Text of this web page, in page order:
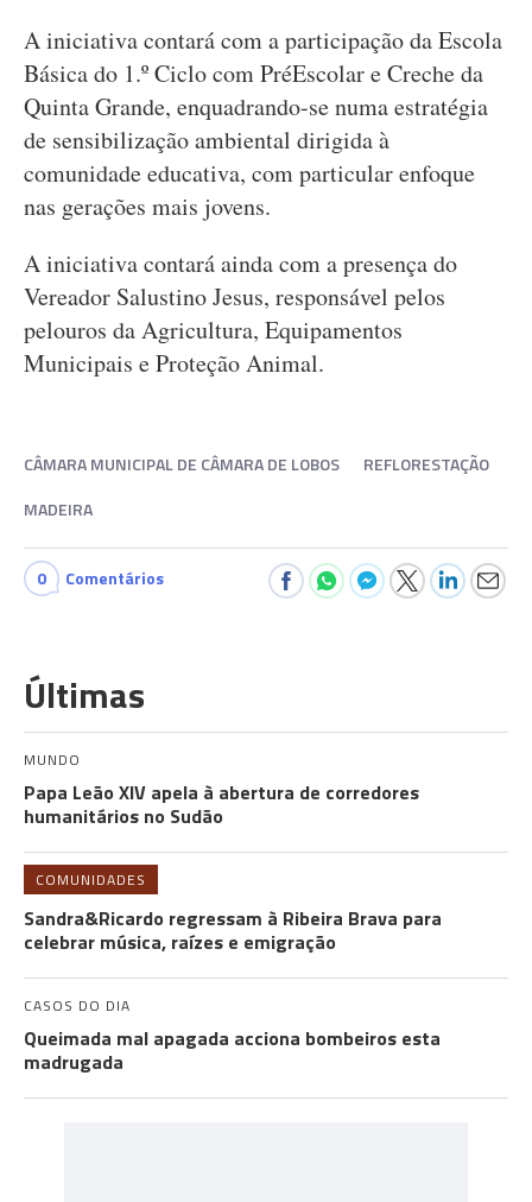
A iniciativa contará com a participação da Escola
Básica do 1.º Ciclo com PréEscolar e Creche da
Quinta Grande, enquadrando-se numa estratégia
de sensibilização ambiental dirigida à
comunidade educativa, com particular enfoque
nas gerações mais jovens.
A iniciativa contará ainda com a presença do
Vereador Salustino Jesus, responsável pelos
pelouros da Agricultura, Equipamentos
Municipais e Proteção Animal.
CÂMARA MUNICIPAL DE CÂMARA DE LOBOS
REFLORESTAÇÃO
MADEIRA
0 Comentários
Últimas
MUNDO
Papa Leão XIV apela à abertura de corredores
humanitários no Sudão
COMUNIDADES
Sandra&Ricardo regressam à Ribeira Brava para
celebrar música, raízes e emigração
CASOS DO DIA
Queimada mal apagada acciona bombeiros esta
madrugada